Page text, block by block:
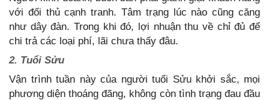
với đối thủ cạnh tranh. Tâm trạng lúc nào cũng căng
như dây đàn. Trong khi đó, lợi nhuận thu về chỉ đủ để
chi trả các loại phí, lãi chưa thấy đâu.
2. Tuổi Sửu
Vận trình tuần này của người tuổi Sửu khởi sắc, mọi
phương diện thoáng đãng, không còn tình trạng đau đầu